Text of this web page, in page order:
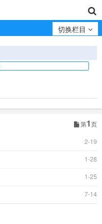
切换栏目
第1页
2-19
1-28
1-25
7-14